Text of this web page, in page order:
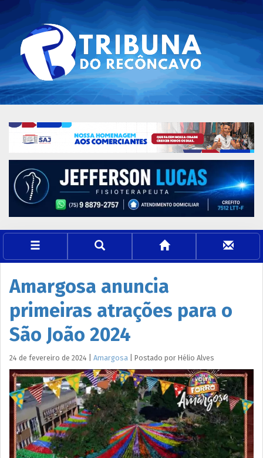
Amargosa anuncia
primeiras atrações para o
São João 2024
24 de fevereiro de 2024 Amargosa Postado por Hélio Alves